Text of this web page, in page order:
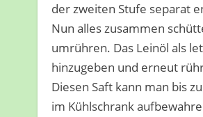
der zweiten Stufe separat
Nun alles zusammen
umrühren. Das Leinöl als
hinzugeben und erneut
Diesen Saft kann man bis
im Kühlschrank